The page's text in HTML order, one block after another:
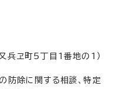
兵ヱ町5丁目1番地の1）
防除に関する相談、特定